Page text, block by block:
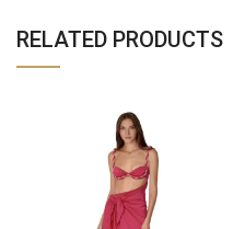
RELATED PRODUCTS